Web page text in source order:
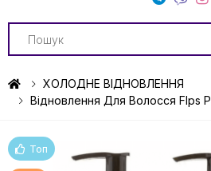
Search
ХОЛОДНЕ ВІДНОВЛЕННЯ
Відновлення Для Волосся Flps
Топ